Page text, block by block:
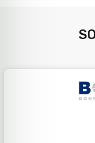
Razno